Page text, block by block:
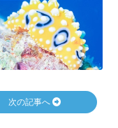
次の記事へ